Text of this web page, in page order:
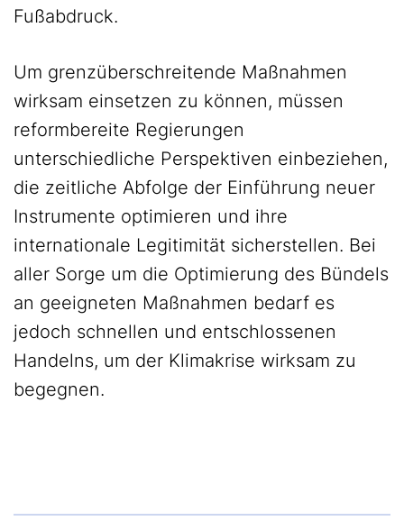
Fußabdruck.
Um grenzüberschreitende Maßnahmen
wirksam einsetzen zu können, müssen
reformbereite Regierungen
unterschiedliche Perspektiven einbeziehen,
die zeitliche Abfolge der Einführung neuer
Instrumente optimieren und ihre
internationale Legitimität sicherstellen. Bei
aller Sorge um die Optimierung des Bündels
an geeigneten Maßnahmen bedarf es
jedoch schnellen und entschlossenen
Handelns, um der Klimakrise wirksam zu
begegnen.